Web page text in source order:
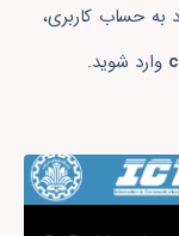
به حساب کاربری،
وارد شوید.